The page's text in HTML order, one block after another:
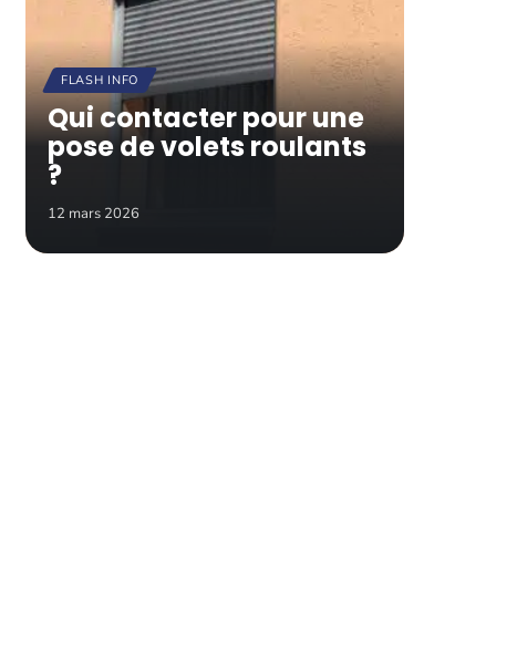
FLASH INFO
Qui contacter pour une
pose de volets roulants
?
12 mars 2026